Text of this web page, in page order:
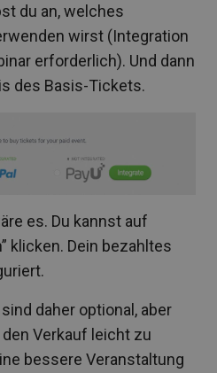
du an, welches
wirst (Integration
erforderlich). Und dann
des Basis-Tickets.
es. Du kannst auf
klicken. Dein bezahltes
daher optional, aber
Verkauf leicht zu
bessere Veranstaltung